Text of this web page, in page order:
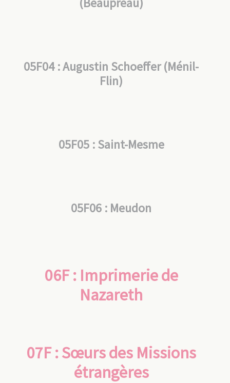
05F04 : Augustin Schoeffer (Ménil-
Flin)
05F05 : Saint-Mesme
05F06 : Meudon
06F : Imprimerie de
Nazareth
07F : Sœurs des Missions
étrangères